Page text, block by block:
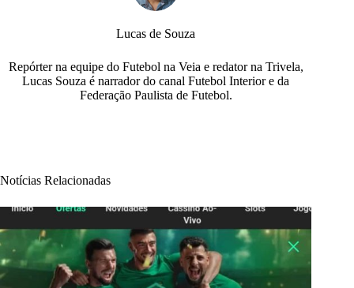
Lucas de Souza
Repórter na equipe do Futebol na Veia e redator na Trivela,
Lucas Souza é narrador do canal Futebol Interior e da
Federação Paulista de Futebol.
Notícias Relacionadas